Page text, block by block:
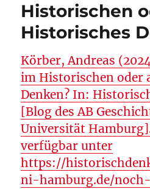
Historischen
Historisches
Körber, Andreas
im Historischen oder
Denken? In:
[Blog des AB
Universität
verfügbar unter
https://
ni-hamburg.de/